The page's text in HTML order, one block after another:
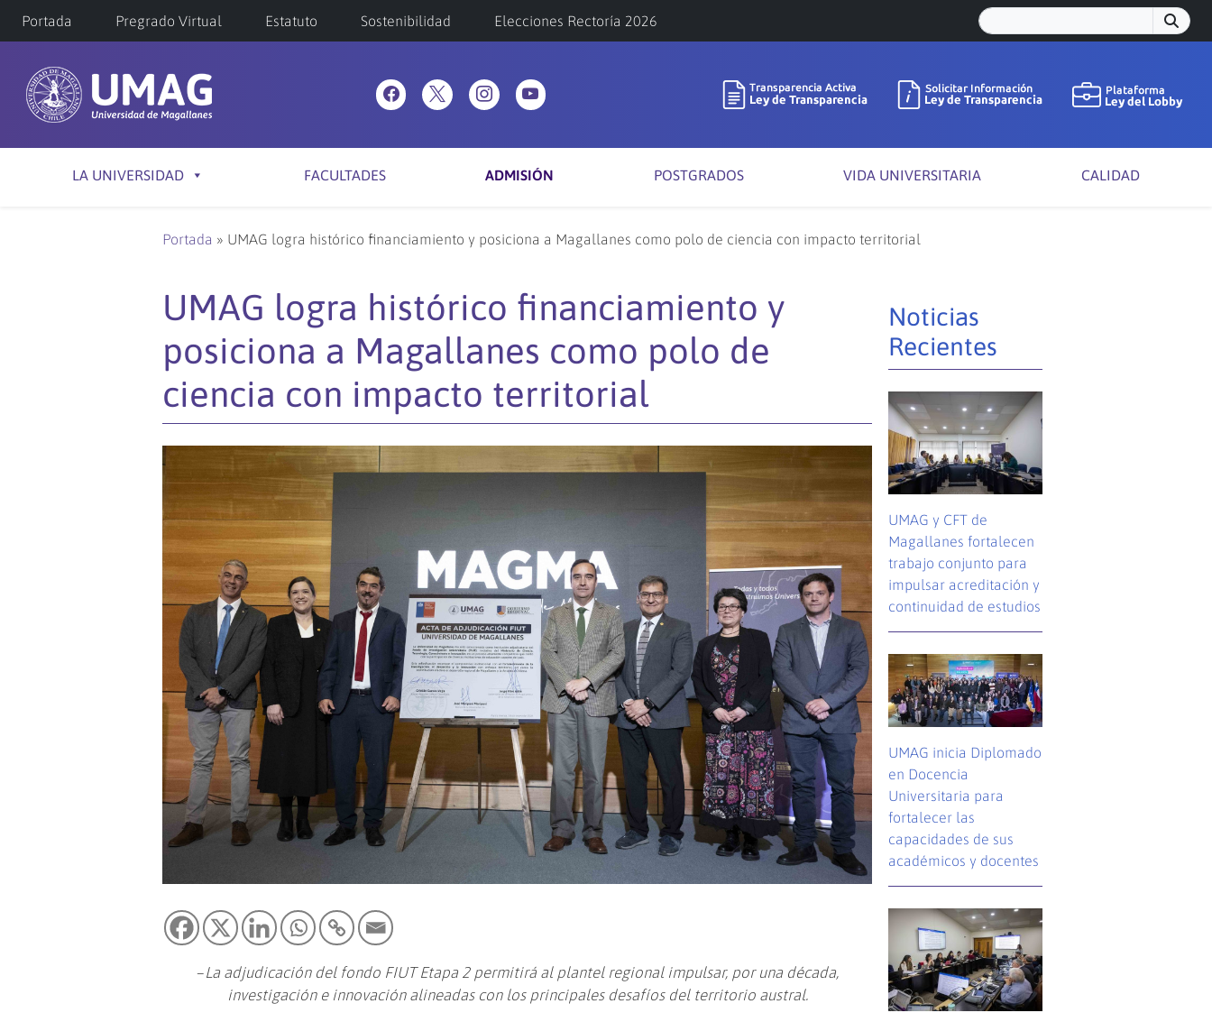
Portada Pregrado Virtual Estatuto Sostenibilidad Elecciones Rectoría 2026
LA UNIVERSIDAD FACULTADES ADMISIÓN POSTGRADOS VIDA UNIVERSITARIA CALIDAD
Portada » UMAG logra histórico financiamiento y posiciona a Magallanes como polo de ciencia con impacto territorial
UMAG logra histórico financiamiento y
posiciona a Magallanes como polo de
ciencia con impacto territorial
–La adjudicación del fondo FIUT Etapa 2 permitirá al plantel regional impulsar, por una década,
investigación e innovación alineadas con los principales desafíos del territorio austral.
Noticias
Recientes
UMAG y CFT de
Magallanes fortalecen
trabajo conjunto para
impulsar acreditación y
continuidad de estudios
UMAG inicia Diplomado
en Docencia
Universitaria para
fortalecer las
capacidades de sus
académicos y docentes